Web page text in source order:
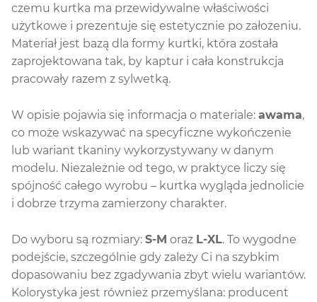
czemu kurtka ma przewidywalne właściwości
użytkowe i prezentuje się estetycznie po założeniu.
Materiał jest bazą dla formy kurtki, która została
zaprojektowana tak, by kaptur i cała konstrukcja
pracowały razem z sylwetką.
W opisie pojawia się informacja o materiale: awama,
co może wskazywać na specyficzne wykończenie
lub wariant tkaniny wykorzystywany w danym
modelu. Niezależnie od tego, w praktyce liczy się
spójność całego wyrobu – kurtka wygląda jednolicie
i dobrze trzyma zamierzony charakter.
Do wyboru są rozmiary: S-M oraz L-XL. To wygodne
podejście, szczególnie gdy zależy Ci na szybkim
dopasowaniu bez zgadywania zbyt wielu wariantów.
Kolorystyka jest również przemyślana: producent